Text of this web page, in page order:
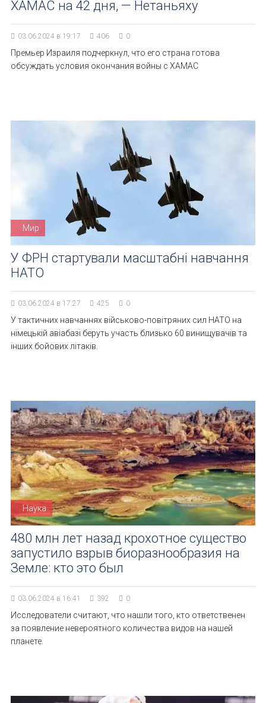
ХАМАС на 42 дня, — Нетаньяху
03.06.2024 в 19:17 406 0
Премьер Израиля подчеркнул, что его страна готова
обсуждать условия окончания войны с ХАМАС
Мир
У ФРН стартували масштабні навчання
НАТО
03.06.2024 в 17:27 425 0
У тактичних навчаннях військово-повітряних сил НАТО на
німецькій авіабазі беруть участь близько 60 винищувачів та
інших бойових літаків.
Наука
480 млн лет назад крохотное существо
запустило взрыв биоразнообразия на
Земле: кто это был
03.06.2024 в 16:41 392 0
Исследователи считают, что нашли того, кто ответственен
за появление невероятного количества видов на нашей
планете.